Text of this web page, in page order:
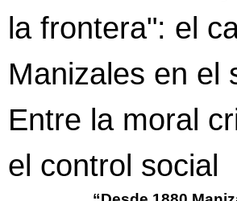
la frontera": el
Manizales en el
Entre la moral
el control social